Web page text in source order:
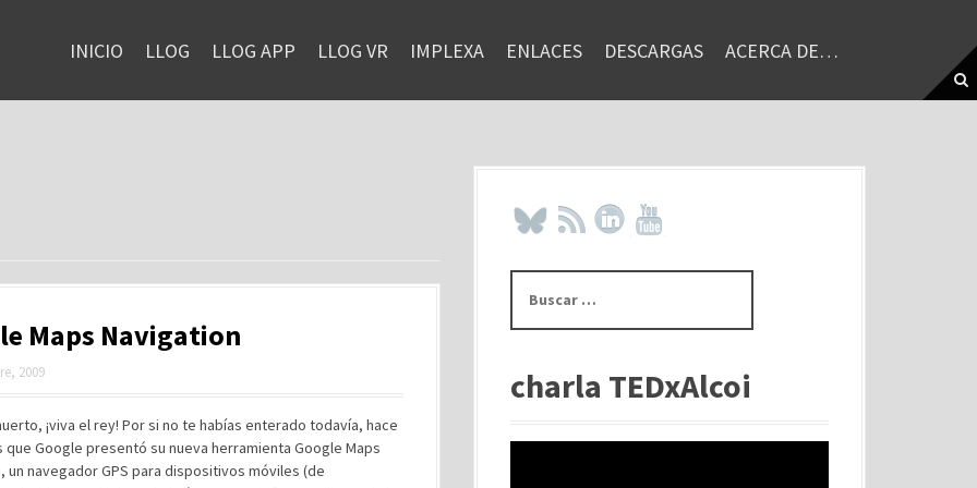
INICIO LLOG LLOG APP LLOG VR IMPLEXA ENLACES DESCARGAS ACERCA DE…
Maps Navigation
2009
¡viva el rey! Por si no te habías enterado todavía, hace
que Google presentó su nueva herramienta Google Maps
un navegador GPS para dispositivos móviles (de
s
rcharla TEDxAlcoi